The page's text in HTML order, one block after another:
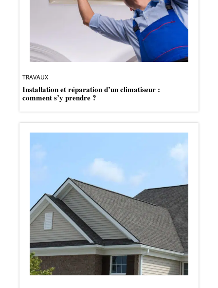
TRAVAUX
Installation et réparation d’un climatiseur :
comment s’y prendre ?